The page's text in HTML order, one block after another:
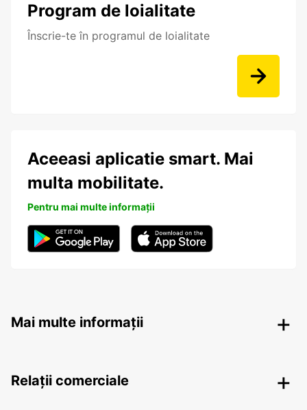
Program de loialitate
Înscrie-te în programul de loialitate
Aceeasi aplicatie smart. Mai
multa mobilitate.
Pentru mai multe informații
Mai multe informații
Relații comerciale